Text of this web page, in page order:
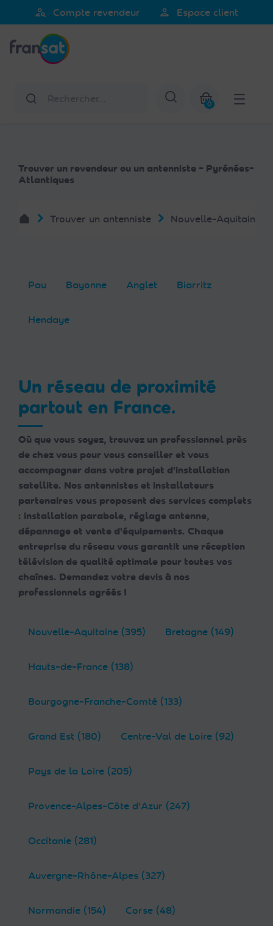
person_search Compte revendeur person Espace client
Afficher la
0
Trouver un revendeur ou un antenniste - Pyrénées-
Atlantiques
Trouver un antenniste Nouvelle-Aquitaine
Pau Bayonne Anglet Biarritz
Hendaye
Un réseau de proximité
partout en France.
Où que vous soyez, trouvez un professionnel près
de chez vous pour vous conseiller et vous
accompagner dans votre projet d'installation
satellite. Nos antennistes et installateurs
partenaires vous proposent des services complets
: installation parabole, réglage antenne,
dépannage et vente d'équipements. Chaque
entreprise du réseau vous garantit une réception
télévision de qualité optimale pour toutes vos
chaînes. Demandez votre devis à nos
professionnels agréés !
Nouvelle-Aquitaine (395) Bretagne (149)
Hauts-de-France (138)
Bourgogne-Franche-Comté (133)
Grand Est (180) Centre-Val de Loire (92)
Pays de la Loire (205)
Provence-Alpes-Côte d'Azur (247)
Occitanie (281)
Auvergne-Rhône-Alpes (327)
Normandie (154) Corse (48)